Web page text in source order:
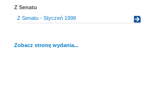
Z Senatu
Z Senatu - Styczeń 1998
Zobacz stronę wydania...